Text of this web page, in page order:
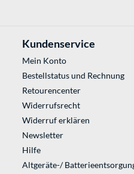
Kundenservice
Mein Konto
Bestellstatus und Rechnung
Retourencenter
Widerrufsrecht
Widerruf erklären
Newsletter
Hilfe
Altgeräte-/